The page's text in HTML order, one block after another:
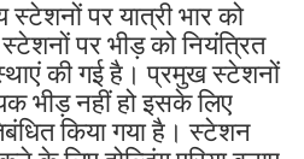
पर यात्री भार को
पर भीड़ को नियंत्रित
की गई है। प्रमुख स्टेशनों
भीड़ नहीं हो इसके लिए
किया गया है। स्टेशन